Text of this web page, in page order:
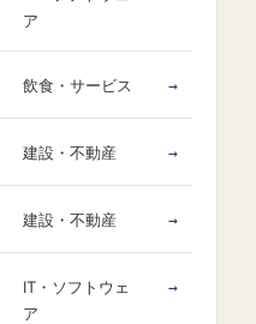
ア
飲食・サービス →
建設・不動産 →
建設・不動産 →
IT・ソフトウェ
ア
→